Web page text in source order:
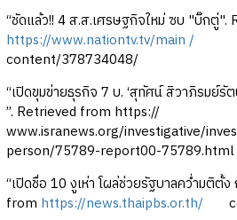
“ชัดแล้ว!! 4 ส.ส.เศรษฐกิจใหม่ ซบ "บิ๊กตู่
https://www.nationtv.tv/main /
content/378734048/
“เปิดขุมข่ายธุรกิจ 7 บ. ‘สุทัศน์ สิวาภิรมย์รั
”. Retrieved from https://
www.isranews.org/investigative/
person/75789-report00-75789.html
“เปิดชื่อ 10 งูเห่า โผล่ช่วยรัฐบาลคว่ำมติตั้
from https://news.thaipbs.or.th/